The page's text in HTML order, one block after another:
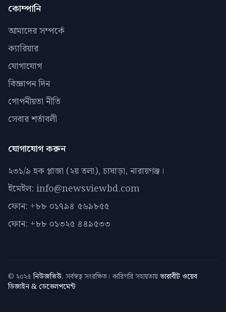
কোম্পানি
আমাদের সম্পর্কে
ক্যারিয়ার
যোগাযোগ
বিজ্ঞাপন দিন
গোপনীয়তা নীতি
সেবার শর্তাবলী
যোগাযোগ করুন
২৩১/৯ হক প্লাজা (২য় তলা), চাষাড়া, নারায়ণঞ্জ।
ইমেইল: info@newsviewbd.com
ফোন: +৮৮ ০১৭৯৪ ৫৬৯৮৫৫
ফোন: +৮৮ ০১৩২৫ ৪৪৯৫৩৩
© ২০২৫ নিউজভিউ. সর্বস্বত্ব সংরক্ষিত। কারিগরি সহায়তায়ভারাবীট ওয়েব
ডিজাইন & ডেভেলপমেন্ট